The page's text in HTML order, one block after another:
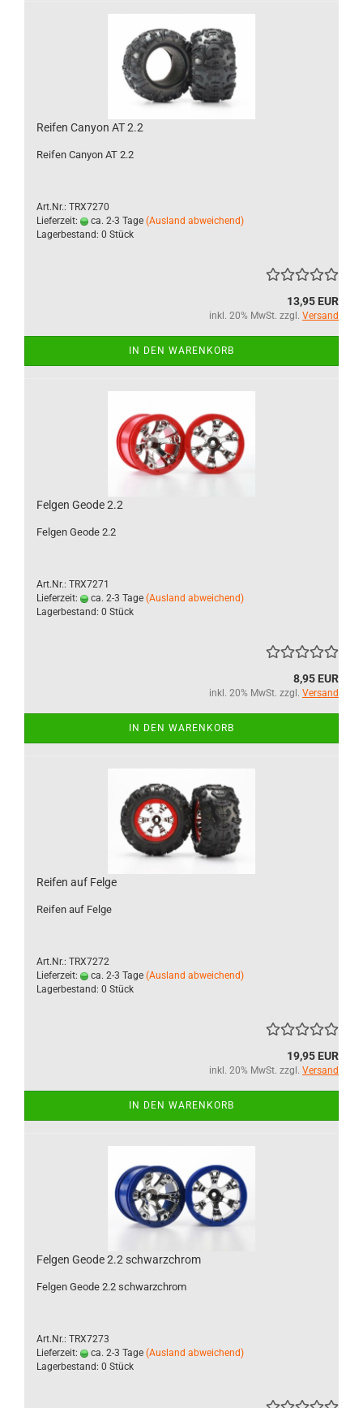
Reifen Canyon AT 2.2
Reifen Canyon AT 2.2
Art.Nr.: TRX7270
Lieferzeit:
ca. 2-3 Tage (Ausland abweichend)
Lagerbestand: 0 Stück
13,95 EUR
inkl. 20% MwSt. zzgl. Versand
IN DEN WARENKORB
Felgen Geode 2.2
Felgen Geode 2.2
Art.Nr.: TRX7271
Lieferzeit:
ca. 2-3 Tage (Ausland abweichend)
Lagerbestand: 0 Stück
8,95 EUR
inkl. 20% MwSt. zzgl. Versand
IN DEN WARENKORB
Reifen auf Felge
Reifen auf Felge
Art.Nr.: TRX7272
Lieferzeit:
ca. 2-3 Tage (Ausland abweichend)
Lagerbestand: 0 Stück
19,95 EUR
inkl. 20% MwSt. zzgl. Versand
IN DEN WARENKORB
Felgen Geode 2.2 schwarzchrom
Felgen Geode 2.2 schwarzchrom
Art.Nr.: TRX7273
Lieferzeit:
ca. 2-3 Tage (Ausland abweichend)
Lagerbestand: 0 Stück